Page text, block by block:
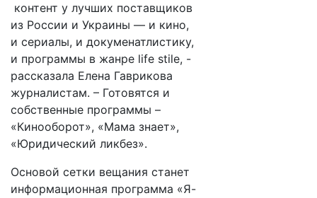
контент у лучших поставщиков
из России и Украины — и кино,
и сериалы, и докуменатлистику,
и программы в жанре life stile, -
рассказала Елена Гаврикова
журналистам. – Готовятся и
собственные программы –
«Кинооборот», «Мама знает»,
«Юридический ликбез».
Основой сетки вещания станет
информационная программа «Я-